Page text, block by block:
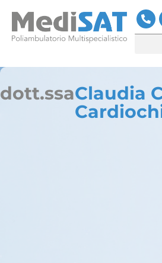
dott.ssaClaudia